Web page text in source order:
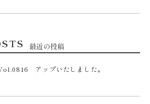
最近の投稿
アップいたしました。